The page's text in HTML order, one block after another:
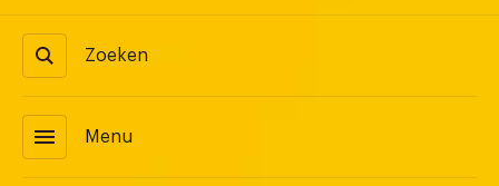
Zoeken
menu Menu